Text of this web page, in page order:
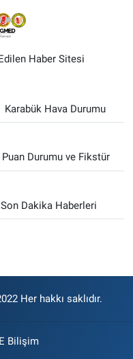
Haber Sitesi
Karabük Hava Durumu
Puan Durumu ve Fikstür
Son Dakika Haberleri
Her hakkı saklıdır.
Bilişim